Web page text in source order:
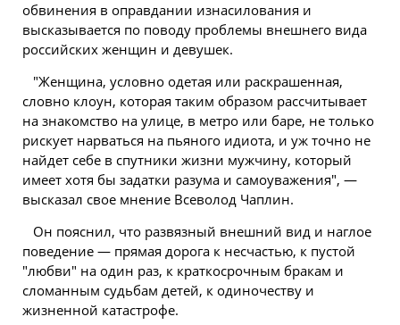
обвинения в оправдании изнасилования и
высказывается по поводу проблемы внешнего вида
российских женщин и девушек.
"Женщина, условно одетая или раскрашенная,
словно клоун, которая таким образом рассчитывает
на знакомство на улице, в метро или баре, не только
рискует нарваться на пьяного идиота, и уж точно не
найдет себе в спутники жизни мужчину, который
имеет хотя бы задатки разума и самоуважения", —
высказал свое мнение Всеволод Чаплин.
Он пояснил, что развязный внешний вид и наглое
поведение — прямая дорога к несчастью, к пустой
"любви" на один раз, к краткосрочным бракам и
сломанным судьбам детей, к одиночеству и
жизненной катастрофе.